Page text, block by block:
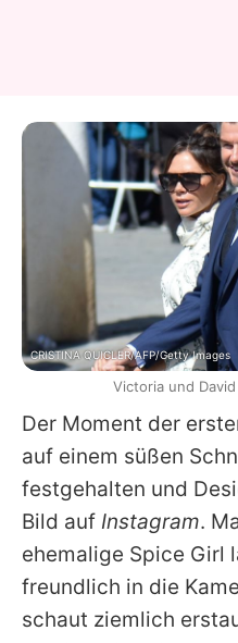
Der Moment der
auf einem süßen
festgehalten und
Bild auf Instagram.
ehemalige Spice Girl
freundlich in die
schaut ziemlich
CRISTINA QUICLER/AFP/Getty Images
Victoria und